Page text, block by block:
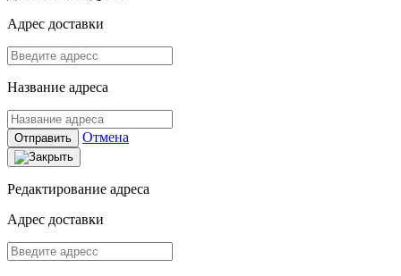
Адрес доставки
Название адреса
Отправить Отмена
Редактирование адреса
Адрес доставки